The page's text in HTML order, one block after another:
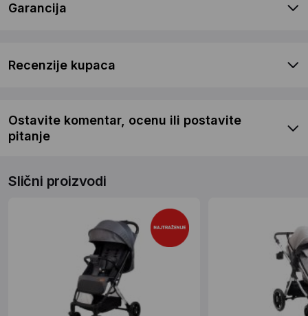
Garancija
Recenzije kupaca
Ostavite komentar, ocenu ili postavite
pitanje
Slični proizvodi